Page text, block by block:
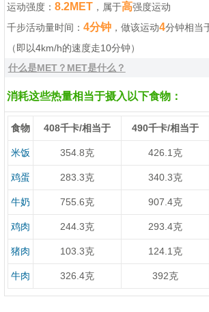
运动强度：8.2MET ，属于高强度运动
千步活动量时间：4分钟 ，做该运动4分钟相当
（即以4km/h的速度走10分钟）
什么是MET？MET是什么？
消耗这些热量相当于摄入以下食物：
食物 408千卡/相当于 490千卡/相当于
米饭 354.8克 426.1克
鸡蛋 283.3克 340.3克
牛奶 755.6克 907.4克
鸡肉 244.3克 293.4克
猪肉 103.3克 124.1克
牛肉 326.4克 392克